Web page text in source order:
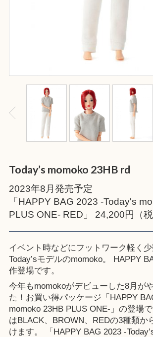
Today’s momoko 23HB rd
2023年8月発売予定
「HAPPY BAG 2023 -Today's
PLUS ONE- RED」 24,200円（税
イベント時などにフットワーク軽く
Today’sモデルのmomoko。 HAPPY
作登場です。
今年もmomokoがデビューした8月が
た！お買い得パッケージ「HAPPY
momoko 23HB PLUS ONE-」の登場
はBLACK、BROWN、REDの3種類か
けます。 「HAPPY BAG 2023 -